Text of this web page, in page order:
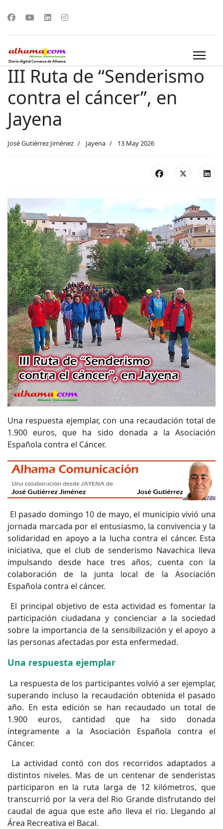
III Ruta de “Senderismo
contra el cáncer”, en
Jayena
José Gutiérrez Jiménez Jayena 13 May 2026
Una respuesta ejemplar, con una recaudación total de
1.900 euros, que ha sido donada a la Asociación
Española contra el Cáncer.
El pasado domingo 10 de mayo, el municipio vivió una
jornada marcada por el entusiasmo, la convivencia y la
solidaridad en apoyo a la lucha contra el cáncer. Esta
iniciativa, que el club de senderismo Navachica lleva
impulsando desde hace tres años, cuenta con la
colaboración de la junta local de la Asociación
Española contra el cáncer.
El principal objetivo de esta actividad es fomentar la
participación ciudadana y concienciar a la sociedad
sobre la importancia de la sensibilización y el apoyo a
las personas afectadas por esta enfermedad.
Una respuesta ejemplar
La respuesta de los participantes volvió a ser ejemplar,
superando incluso la recaudación obtenida el pasado
año. En esta edición se han recaudado un total de
1.900 euros, cantidad que ha sido donada
íntegramente a la Asociación Española contra el
Cáncer.
La actividad contó con dos recorridos adaptados a
distintos niveles. Mas de un centenar de senderistas
participaron en la ruta larga de 12 kilómetros, que
transcurrió por la vera del Rio Grande disfrutando del
caudal de agua que este año lleva el rio. Llegando al
Área Recreativa el Bacal.